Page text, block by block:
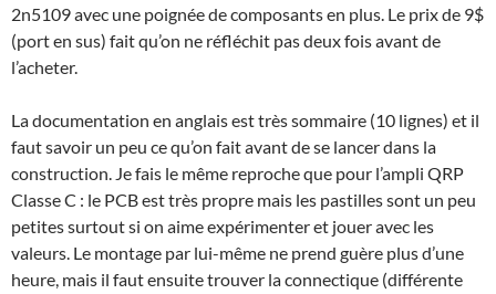
2n5109 avec une poignée de composants en plus. Le prix de 9$
(port en sus) fait qu’on ne réfléchit pas deux fois avant de
l’acheter.
La documentation en anglais est très sommaire (10 lignes) et il
faut savoir un peu ce qu’on fait avant de se lancer dans la
construction. Je fais le même reproche que pour l’ampli QRP
Classe C : le PCB est très propre mais les pastilles sont un peu
petites surtout si on aime expérimenter et jouer avec les
valeurs. Le montage par lui-même ne prend guère plus d’une
heure, mais il faut ensuite trouver la connectique (différente